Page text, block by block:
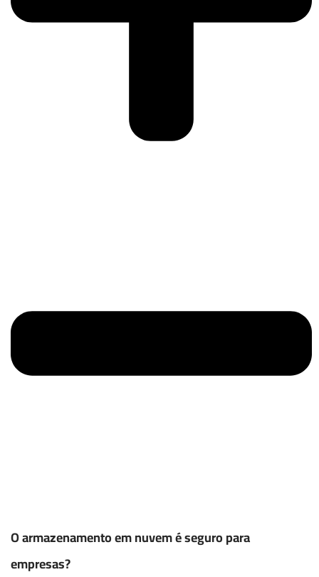
O armazenamento em nuvem é seguro para
empresas?